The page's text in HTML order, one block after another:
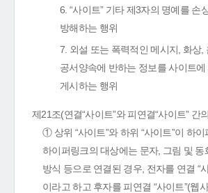
6. “사이트” 기타 제3자의 명예를 손
방해하는 행위
7. 외설 또는 폭력적인 메시지, 화상,
공서양속에 반하는 정보를 사이트에
게시하는 행위
제21조(연결“사이트”와 피연결“사이트” 간
① 상위 “사이트”와 하위 “사이트”이 하
하이퍼링크의 대상에는 문자, 그림 및 동
방식 등으로 연결된 경우, 전자를 연결 “
이라고 하고 후자를 피연결 “사이트”(웹